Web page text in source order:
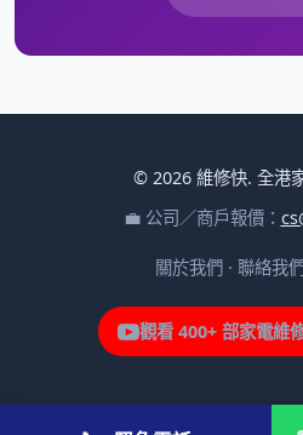
© 2026 維修快. 全港
💼 公司／商戶報價：
關於我們 · 聯絡我
觀看 400+ 部家電維